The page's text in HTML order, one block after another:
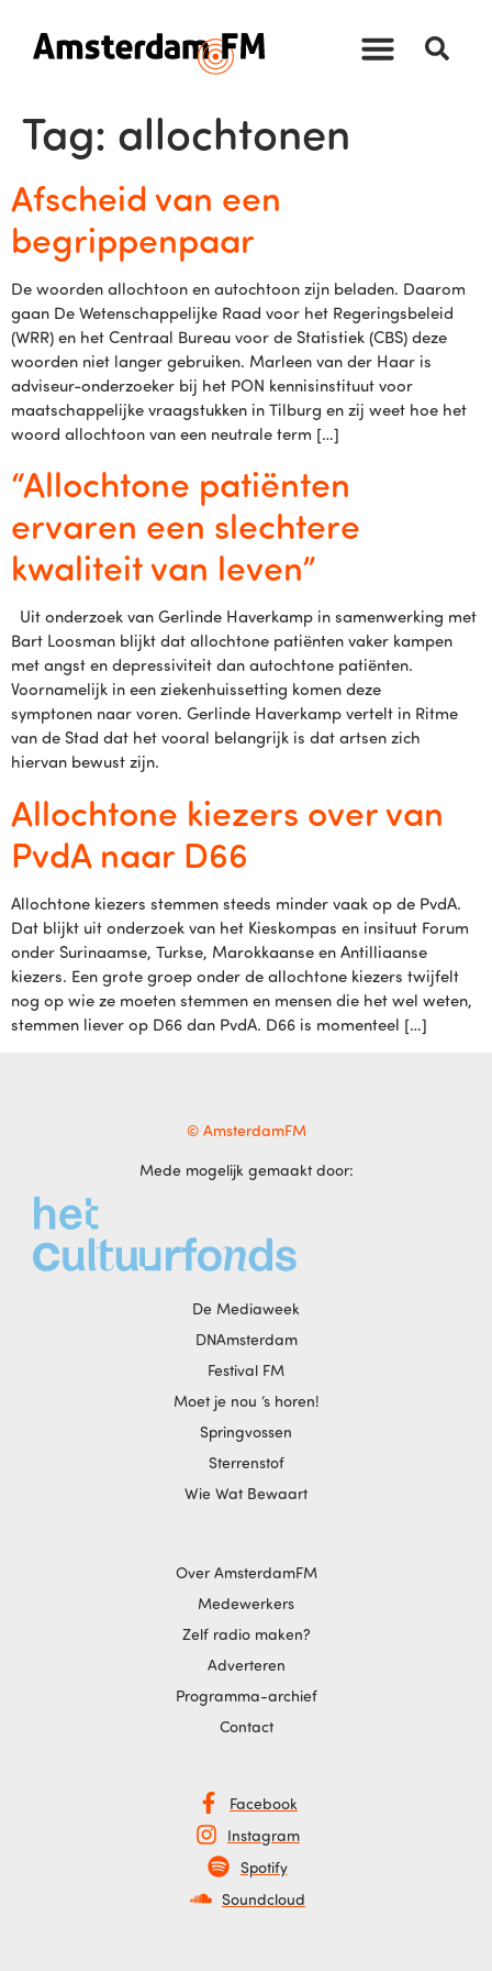
Tag: allochtonen
Afscheid van een
begrippenpaar
De woorden allochtoon en autochtoon zijn beladen. Daarom
gaan De Wetenschappelijke Raad voor het Regeringsbeleid
(WRR) en het Centraal Bureau voor de Statistiek (CBS) deze
woorden niet langer gebruiken. Marleen van der Haar is
adviseur-onderzoeker bij het PON kennisinstituut voor
maatschappelijke vraagstukken in Tilburg en zij weet hoe het
woord allochtoon van een neutrale term […]
“Allochtone patiënten
ervaren een slechtere
kwaliteit van leven”
Uit onderzoek van Gerlinde Haverkamp in samenwerking met
Bart Loosman blijkt dat allochtone patiënten vaker kampen
met angst en depressiviteit dan autochtone patiënten.
Voornamelijk in een ziekenhuissetting komen deze
symptonen naar voren. Gerlinde Haverkamp vertelt in Ritme
van de Stad dat het vooral belangrijk is dat artsen zich
hiervan bewust zijn.
Allochtone kiezers over van
PvdA naar D66
Allochtone kiezers stemmen steeds minder vaak op de PvdA.
Dat blijkt uit onderzoek van het Kieskompas en insituut Forum
onder Surinaamse, Turkse, Marokkaanse en Antilliaanse
kiezers. Een grote groep onder de allochtone kiezers twijfelt
nog op wie ze moeten stemmen en mensen die het wel weten,
stemmen liever op D66 dan PvdA. D66 is momenteel […]
© AmsterdamFM
Mede mogelijk gemaakt door:
De Mediaweek
DNAmsterdam
Festival FM
Moet je nou ‘s horen!
Springvossen
Sterrenstof
Wie Wat Bewaart
Over AmsterdamFM
Medewerkers
Zelf radio maken?
Adverteren
Programma-archief
Contact
Facebook
Instagram
Spotify
Soundcloud